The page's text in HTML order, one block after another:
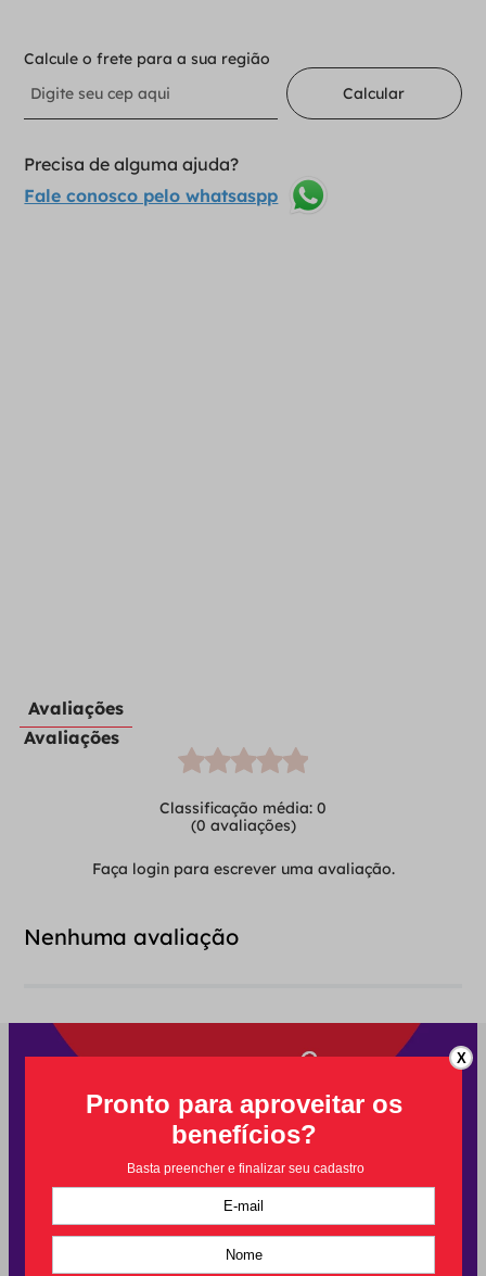
Calcule o frete para a sua região
Calcular
Precisa de alguma ajuda?
Fale conosco pelo whatsaspp
Avaliações
Avaliações
Classificação média: 0
(0 avaliações)
Faça login para escrever uma avaliação.
Nenhuma avaliação
X